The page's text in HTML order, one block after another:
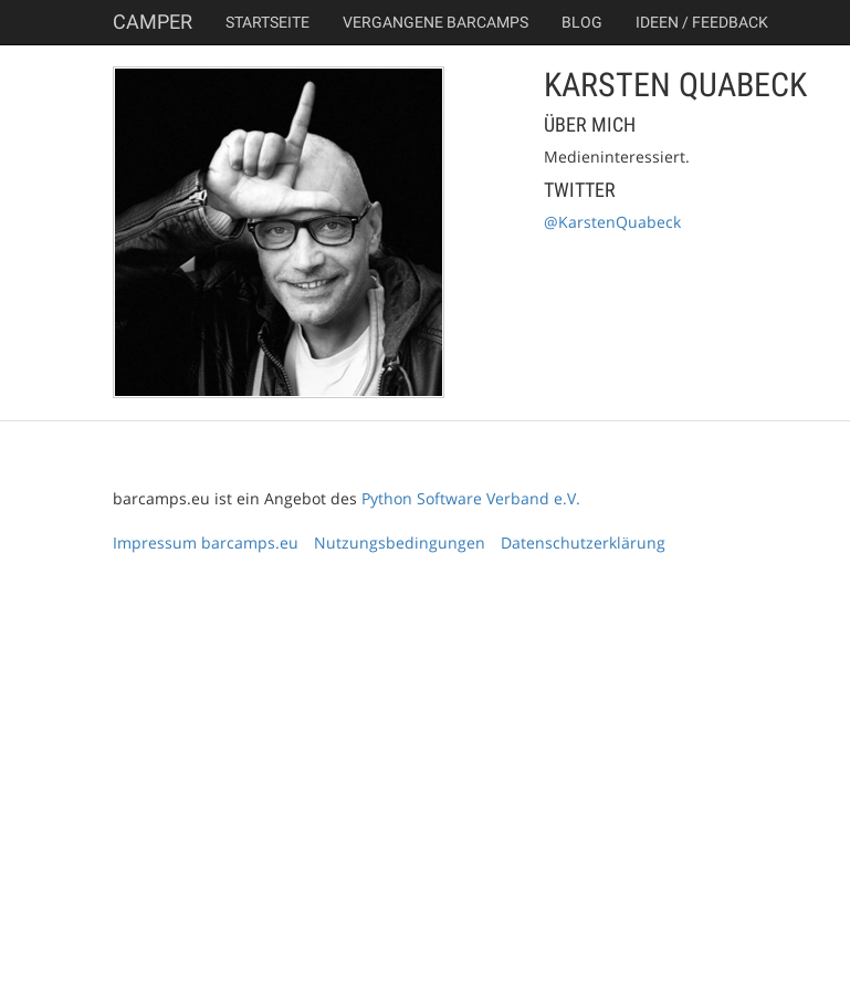
CAMPER STARTSEITE VERGANGENE BARCAMPS BLOG IDEEN / FEEDBACK
KARSTEN QUABECK
ÜBER MICH
Medieninteressiert.
TWITTER
@KarstenQuabeck
barcamps.eu ist ein Angebot des Python Software Verband e.V.
Impressum barcamps.eu Nutzungsbedingungen Datenschutzerklärung